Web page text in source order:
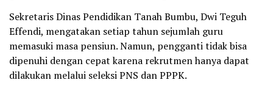
Sekretaris Dinas Pendidikan Tanah Bumbu, Dwi Teguh
Effendi, mengatakan setiap tahun sejumlah guru
memasuki masa pensiun. Namun, pengganti tidak bisa
dipenuhi dengan cepat karena rekrutmen hanya dapat
dilakukan melalui seleksi PNS dan PPPK.